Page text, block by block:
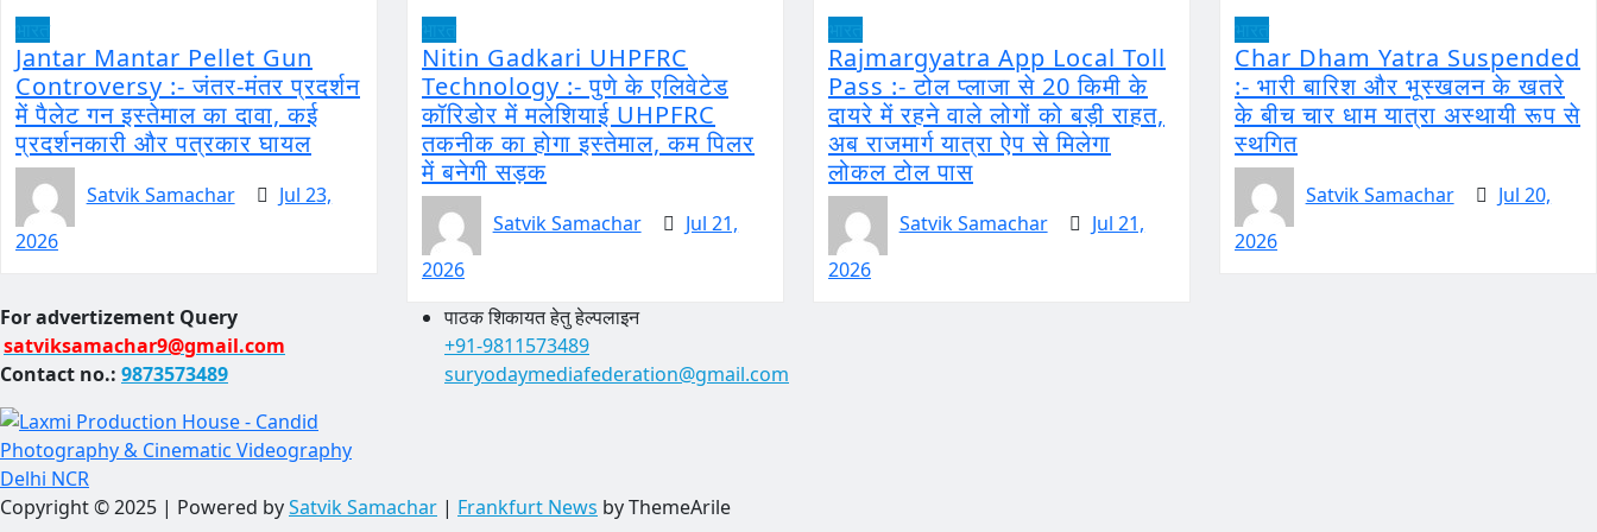
Jantar Mantar Pellet Gun
Controversy :- जंतर-मंतर प्रदर्शन
में पैलेट गन इस्तेमाल का दावा, कई
प्रदर्शनकारी और पत्रकार घायल
Satvik Samachar
Jul 23,
2026
Nitin Gadkari UHPFRC
Technology :- पुणे के एलिवेटेड
कॉरिडोर में मलेशियाई UHPFRC
तकनीक का होगा इस्तेमाल, कम पिलर
में बनेगी सड़क
Satvik Samachar
Jul 21,
2026
Rajmargyatra App Local Toll
Pass :- टोल प्लाजा से 20 किमी के
दायरे में रहने वाले लोगों को बड़ी राहत,
अब राजमार्ग यात्रा ऐप से मिलेगा
लोकल टोल पास
Satvik Samachar
Jul 21,
2026
Char Dham Yatra Suspended
:- भारी बारिश और भूस्खलन के खतरे
के बीच चार धाम यात्रा अस्थायी रूप से
स्थगित
Satvik Samachar
Jul 20,
2026
For advertizement Query
satviksamachar9@gmail.com
Contact no.: 9873573489
पाठक शिकायत हेतु हेल्पलाइन
+91-9811573489
suryodaymediafederation@gmail.com
Copyright © 2025 | Powered bySatvik Samachar | Frankfurt News by ThemeArile